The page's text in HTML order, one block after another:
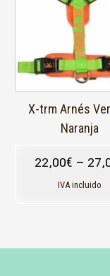
X-trm Arnés
Naranja
22,00€ –
IVA incluido
opciones
se
pueden
elegir
producto